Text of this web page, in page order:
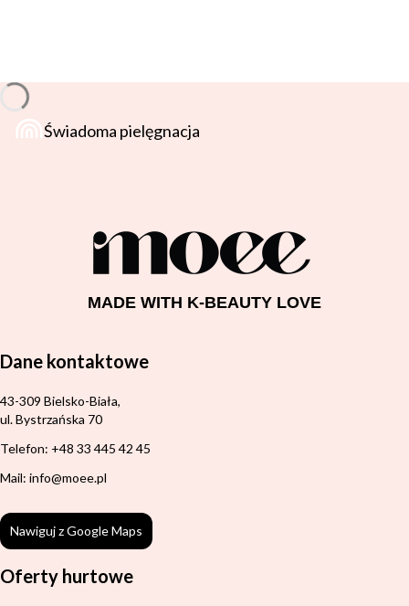
Świadoma pielęgnacja
MADE WITH K-BEAUTY LOVE
Dane kontaktowe
Adres:
43-309 Bielsko-Biała,
ul. Bystrzańska 70
Telefon: +48 33 445 42 45
Mail: info@moee.pl
Nawiguj z Google Maps
Oferty hurtowe